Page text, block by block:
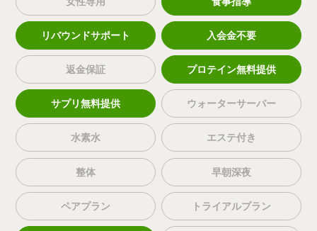
リバウンドサポート 入会金不要
返金保証 プロテイン無料提供
サプリ無料提供 ウォーターサーバー
水素水 エステ付き
整体 早朝深夜
ペアプラン トライアルプラン